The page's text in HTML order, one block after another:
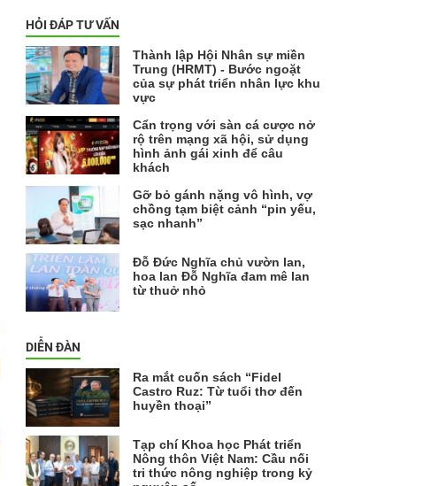
HỎI ĐÁP TƯ VẤN
Thành lập Hội Nhân sự miền
Trung (HRMT) - Bước ngoặt
của sự phát triển nhân lực khu
vực
Cẩn trọng với sàn cá cược nở
rộ trên mạng xã hội, sử dụng
hình ảnh gái xinh để câu
khách
Gỡ bỏ gánh nặng vô hình, vợ
chồng tạm biệt cảnh “pin yếu,
sạc nhanh”
Đỗ Đức Nghĩa chủ vườn lan,
hoa lan Đỗ Nghĩa đam mê lan
từ thuở nhỏ
DIỄN ĐÀN
Ra mắt cuốn sách “Fidel
Castro Ruz: Từ tuổi thơ đến
huyền thoại”
Tạp chí Khoa học Phát triển
Nông thôn Việt Nam: Cầu nối
tri thức nông nghiệp trong kỷ